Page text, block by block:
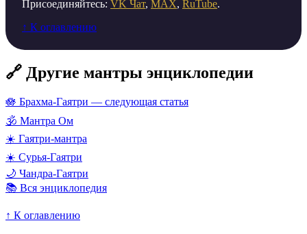
Присоединяйтесь: VK Чат, MAX, RuTube.
↑ К оглавлению
🔗 Другие мантры энциклопедии
🪷 Брахма-Гаятри — следующая статья
🕉️ Мантра Ом
☀️ Гаятри-мантра
☀️ Сурья-Гаятри
🌙 Чандра-Гаятри
📚 Вся энциклопедия
↑ К оглавлению